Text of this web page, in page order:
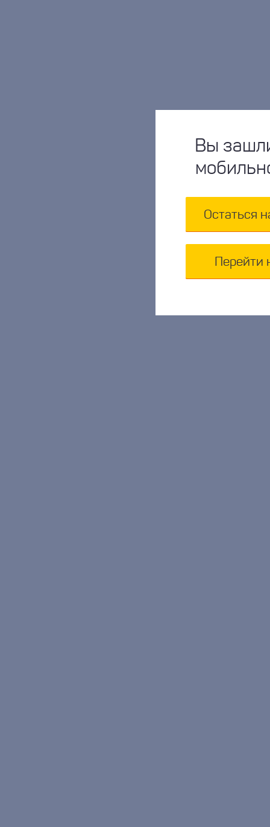
Вы
Остаться
Перейти